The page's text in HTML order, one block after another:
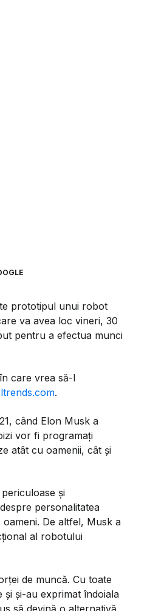
prototipul unui robot
va avea loc vineri, 30
pentru a efectua munci
care vrea să-l
.
când Elon Musk a
vor fi programați
atât cu oamenii, cât și
și
personalitatea
De altfel, Musk a
al robotului
de muncă. Cu toate
și și-au exprimat îndoiala
să devină o alternativă